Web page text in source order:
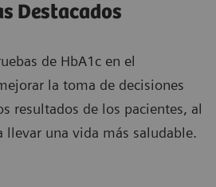
Destacados
de HbA1c en el
la toma de decisiones
resultados de los pacientes, al
llevar una vida más saludable.